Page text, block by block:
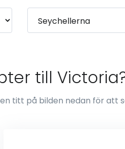
till
titt på bilden nedan för att